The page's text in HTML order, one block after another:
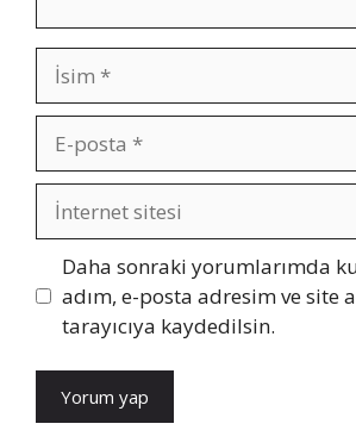
İsim
posta
İnternet
sitesi
Daha sonraki yorumlarımda
adım, e-posta adresim ve site
tarayıcıya kaydedilsin.